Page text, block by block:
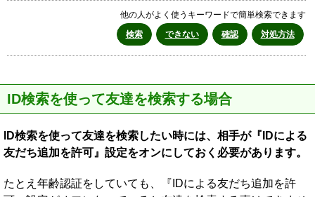
他の人がよく使うキーワードで簡単検索できます
検索
できない 確認 対処方法
ID検索を使って友達を検索する場合
ID検索を使って友達を検索したい時には、相手が『IDによる
友だち追加を許可』設定をオンにしておく必要があります。
たとえ年齢認証をしていても、『IDによる友だち追加を許